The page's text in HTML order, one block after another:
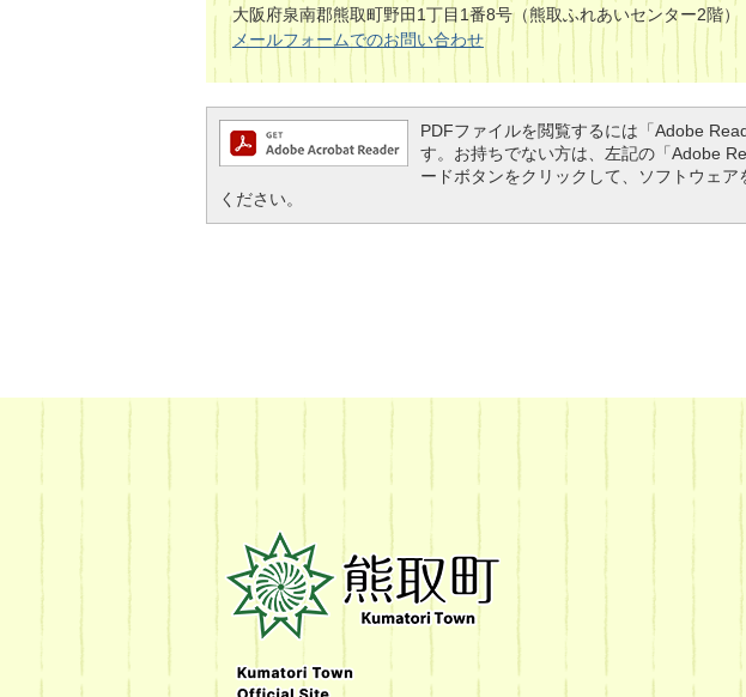
大阪府泉南郡熊取町野田1丁目1番8号（熊取ふれあいセンター2階）
メールフォームでのお問い合わせ
PDFファイルを閲覧するには「Adobe
す。お持ちでない方は、左記の「Adobe
ードボタンをクリックして、ソフトウェ
ください。
町
Kumatori
Town
Official
Site